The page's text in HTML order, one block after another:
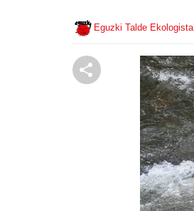
Eguzki Talde Ekologista